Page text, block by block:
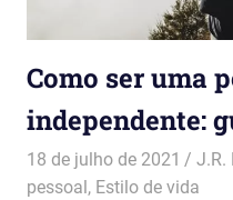
Como ser uma
independente:
18 de julho de 2021 J.R.
pessoal , Estilo de vida